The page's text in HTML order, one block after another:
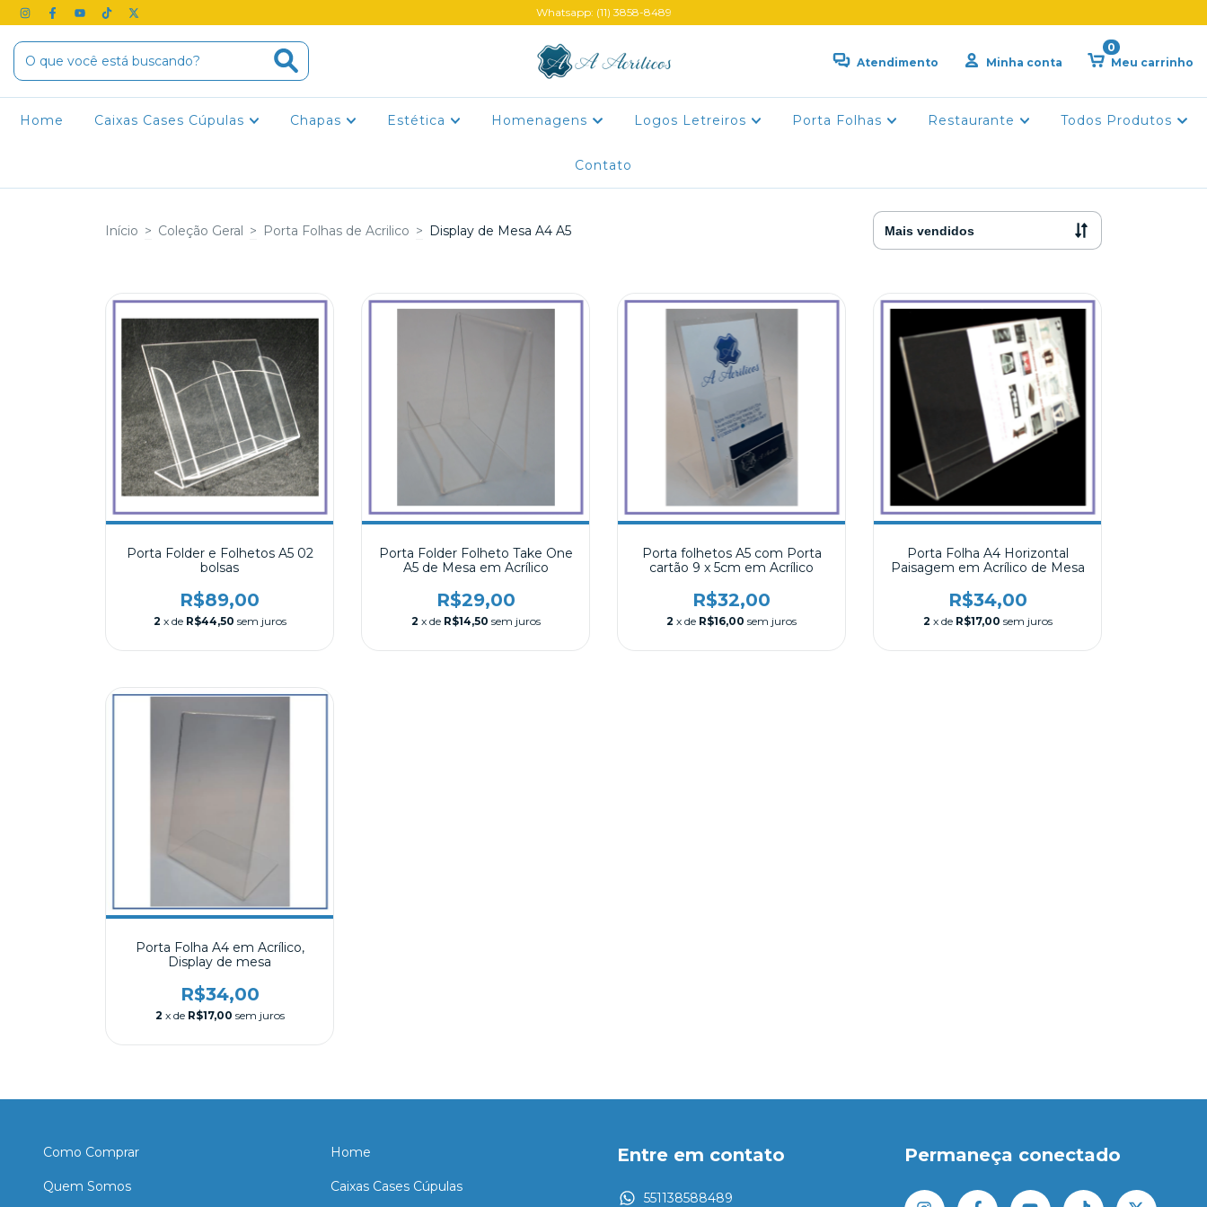
Whatsapp: (11) 3858-8489
Atendimento Minha conta Meu carrinho
0
Home Caixas Cases Cúpulas Chapas Estética Homenagens Logos Letreiros Porta Folhas Restaurante Todos Produtos
Contato
Início > Coleção Geral > Porta Folhas de Acrilico > Display de Mesa A4 A5
Porta Folder e Folhetos A5 02
bolsas
R$89,00
2 x de R$44,50 sem juros
Porta Folder Folheto Take One
A5 de Mesa em Acrílico
R$29,00
2 x de R$14,50 sem juros
Porta folhetos A5 com Porta
cartão 9 x 5cm em Acrílico
R$32,00
2 x de R$16,00 sem juros
Porta Folha A4 Horizontal
Paisagem em Acrílico de Mesa
R$34,00
2 x de R$17,00 sem juros
Porta Folha A4 em Acrílico,
Display de mesa
R$34,00
2 x de R$17,00 sem juros
Como Comprar
Quem Somos
Home
Caixas Cases Cúpulas
Entre em contato
551138588489
Permaneça conectado